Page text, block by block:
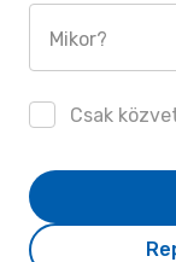
Mikor?
Csak